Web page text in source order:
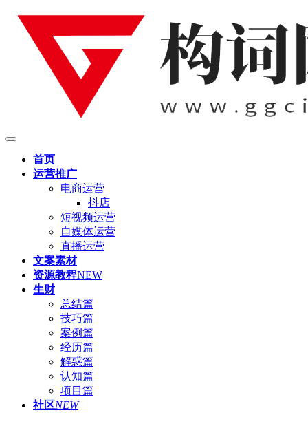
首页
运营推广
电商运营
抖店
短视频运营
自媒体运营
直播运营
文案素材
资源教程NEW
生财
总结篇
技巧篇
案例篇
经历篇
解惑篇
认知篇
项目篇
社区NEW